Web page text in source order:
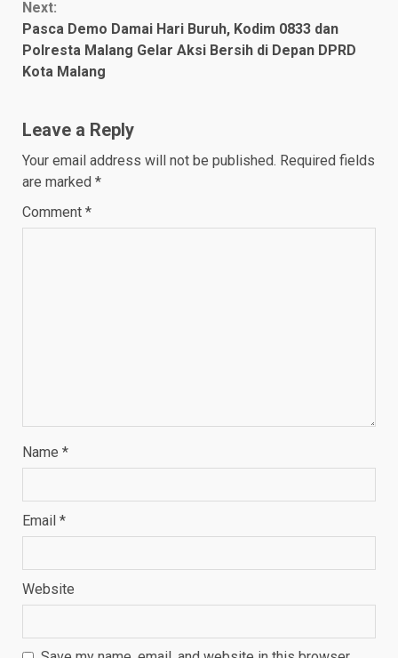
Next:
Pasca Demo Damai Hari Buruh, Kodim 0833 dan
Polresta Malang Gelar Aksi Bersih di Depan DPRD
Kota Malang
Leave a Reply
Your email address will not be published. Required fields
are marked *
Comment *
Name *
Email *
Website